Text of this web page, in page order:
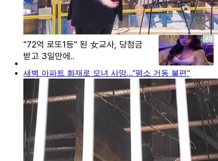
새벽 아파트 화재로 모녀 사망…"평소 거동 불편"